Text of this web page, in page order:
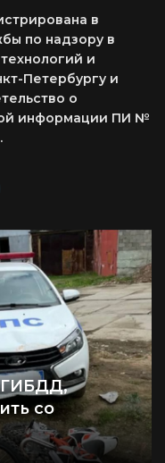
в
по надзору в
и
Петербургу и
о
информации ПИ №
со